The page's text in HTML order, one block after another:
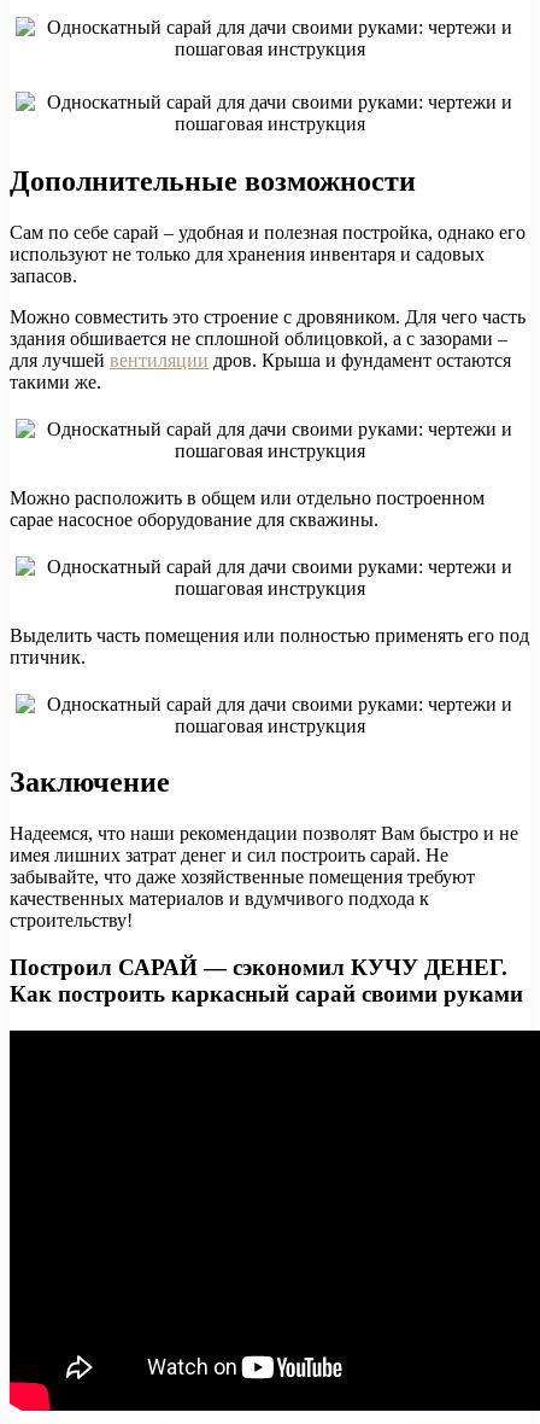
Дополнительные возможности
Сам по себе сарай – удобная и полезная постройка, однако его
используют не только для хранения инвентаря и садовых
запасов.
Можно совместить это строение с дровяником. Для чего часть
здания обшивается не сплошной облицовкой, а с зазорами –
для лучшей вентиляции дров. Крыша и фундамент остаются
такими же.
Можно расположить в общем или отдельно построенном
сарае насосное оборудование для скважины.
Выделить часть помещения или полностью применять его под
птичник.
Заключение
Надеемся, что наши рекомендации позволят Вам быстро и не
имея лишних затрат денег и сил построить сарай. Не
забывайте, что даже хозяйственные помещения требуют
качественных материалов и вдумчивого подхода к
строительству!
Построил САРАЙ — сэкономил КУЧУ ДЕНЕГ.
Как построить каркасный сарай своими руками